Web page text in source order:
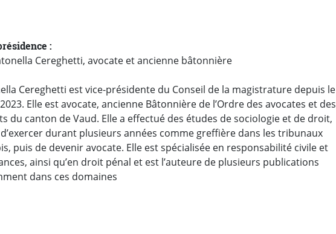
:
Cereghetti, avocate et ancienne bâtonnière
Cereghetti est vice-présidente du Conseil de la magistrature depuis le
Elle est avocate, ancienne Bâtonnière de l’Ordre des avocates et des
du canton de Vaud. Elle a effectué des études de sociologie et de droit,
durant plusieurs années comme greffière dans les tribunaux
puis de devenir avocate. Elle est spécialisée en responsabilité civile et
ainsi qu’en droit pénal et est l’auteure de plusieurs publications
dans ces domaines